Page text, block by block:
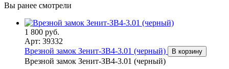
Вы ранее смотрели
1 800 руб.
Арт: 39332
Врезной замок Зенит-ЗВ4-3.01 (черный)
В корзину
Врезной замок Зенит-ЗВ4-3.01 (черный)